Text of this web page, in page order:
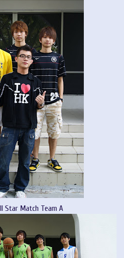
Star Match Team A